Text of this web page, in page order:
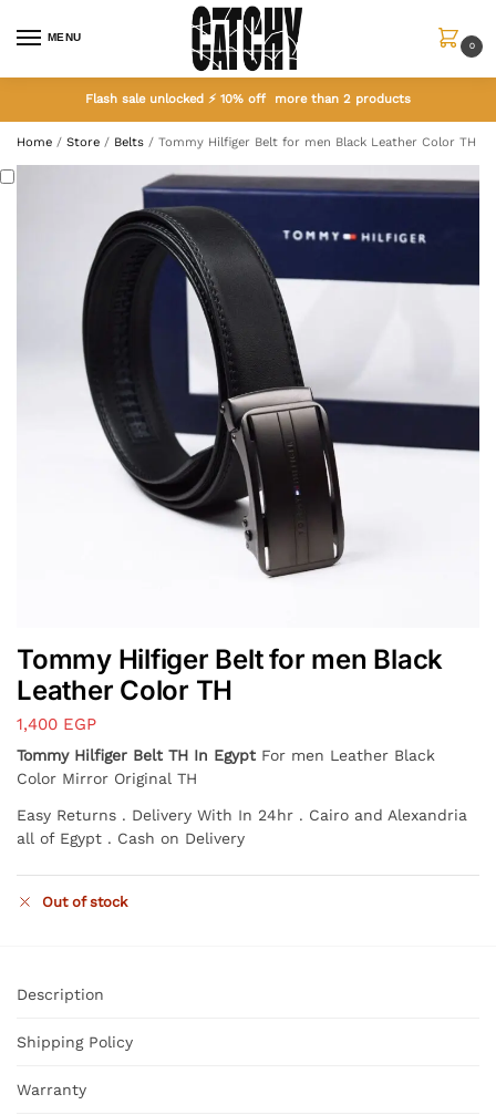
MENU
0
Flash sale unlocked ⚡ 10% off more than 2 products
Home / Store / Belts / Tommy Hilfiger Belt for men Black Leather Color TH
Tommy Hilfiger Belt for men Black
Leather Color TH
1,400 EGP
Tommy Hilfiger Belt TH In Egypt For men Leather Black
Color Mirror Original TH
Easy Returns . Delivery With In 24hr . Cairo and Alexandria
all of Egypt . Cash on Delivery
Out of stock
Description
Shipping Policy
Warranty